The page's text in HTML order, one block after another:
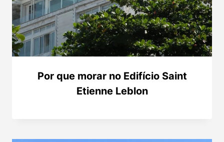
Por que morar no Edifício Saint
Etienne Leblon